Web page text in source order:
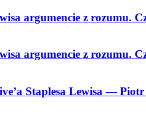
argumencie z rozumu.
argumencie z rozumu.
Staplesa Lewisa— Piotr